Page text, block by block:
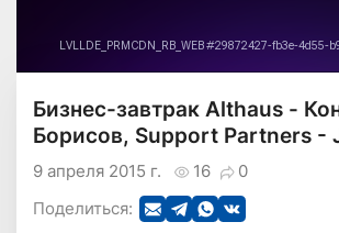
Бизнес-завтрак Althaus -
Борисов, Support Partners -
16 0
9 апреля 2015 г.
Поделиться: